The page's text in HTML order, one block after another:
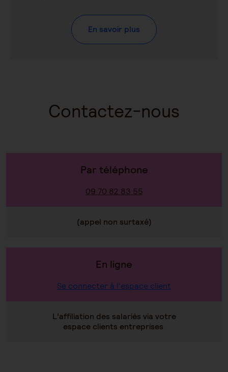
En savoir plus
Contactez-nous
Par téléphone
09 70 82 83 55
(appel non surtaxé)
En ligne
Se connecter à l'espace client
L’affiliation des salariés via votre
espace clients entreprises